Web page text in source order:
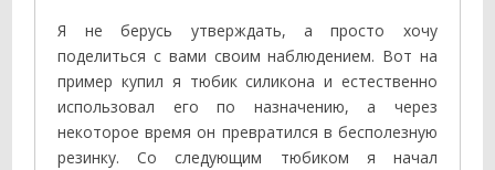
Я не берусь утверждать, а просто хочу
поделиться с вами своим наблюдением. Вот на
пример купил я тюбик силикона и естественно
использовал его по назначению, а через
некоторое время он превратился в бесполезную
резинку. Со следующим тюбиком я начал